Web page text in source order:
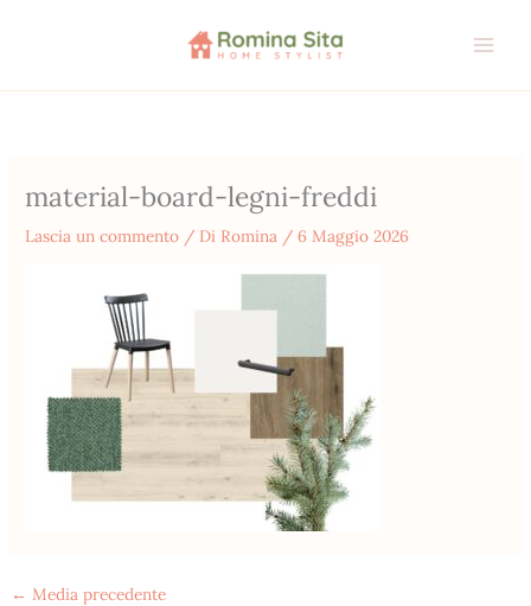
material-board-legni-freddi
Lascia un commento / Di Romina /6 Maggio 2026
← Media precedente